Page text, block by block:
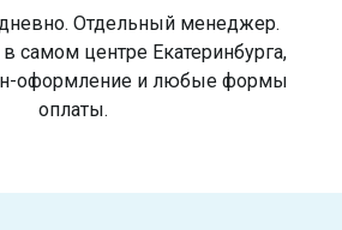
Отдельный менеджер.
самом центре Екатеринбурга,
оформление и любые формы
оплаты.